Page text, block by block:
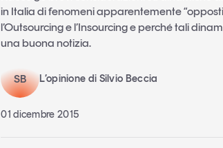
in Italia di fenomeni apparentemente
l’Outsourcing e l’Insourcing e perché tali
una buona notizia.
SB L’opinione di Silvio Beccia
01 dicembre 2015